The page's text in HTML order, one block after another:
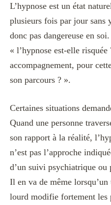
L’hypnose est un état
plusieurs fois par jour sans
donc pas dangereuse en
« l’hypnose est-elle
accompagnement, pour
son parcours ? ».
Certaines situations
Quand une personne
son rapport à la réalité,
n’est pas l’approche
d’un suivi psychiatrique
Il en va de même
lourd modifie fortement les